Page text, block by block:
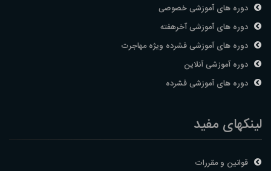
دوره های آموزشی خصوصی
دوره های آموزشی آخرهفته
دوره های آموزشی فشرده ویژه مهاجرت
دوره آموزشی آنلاین
دوره های آموزشی فشرده
لینکهای مفید
قوانین و مقررات